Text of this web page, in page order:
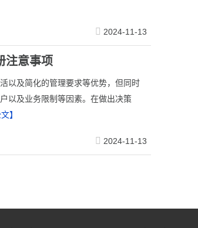
2024-11-13
注意事项
以及简化的管理要求等优势，但同时
以及业务限制等因素。在做出决策
】
2024-11-13